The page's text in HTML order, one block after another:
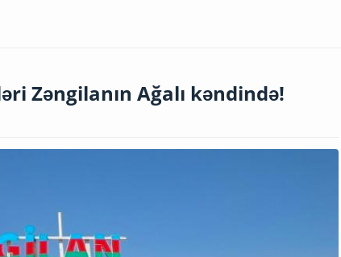
Zəngilanın Ağalı kəndində!